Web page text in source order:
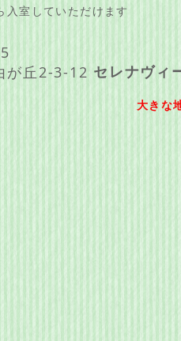
室していただけます
が丘2-3-12
大きな
セレナヴィ